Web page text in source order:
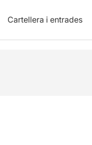
Cartellera i entrades